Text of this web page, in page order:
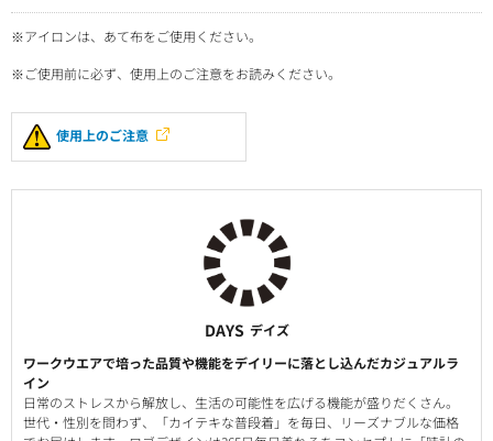
※アイロンは、あて布をご使用ください。
※ご使用前に必ず、使用上のご注意をお読みください。
使用上のご注意
DAYS デイズ
ワークウエアで培った品質や機能をデイリーに落とし込んだカジュアルラ
イン
日常のストレスから解放し、生活の可能性を広げる機能が盛りだくさん。
世代・性別を問わず、「カイテキな普段着」を毎日、リーズナブルな価格